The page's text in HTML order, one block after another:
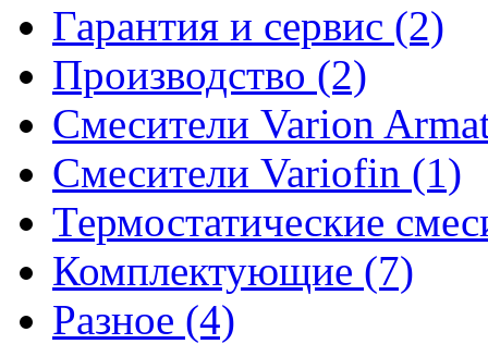
Гарантия и сервис (2)
Производство (2)
Смесители Varion
Смесители Variofin (1)
Термостатические
Комплектующие (7)
Разное (4)